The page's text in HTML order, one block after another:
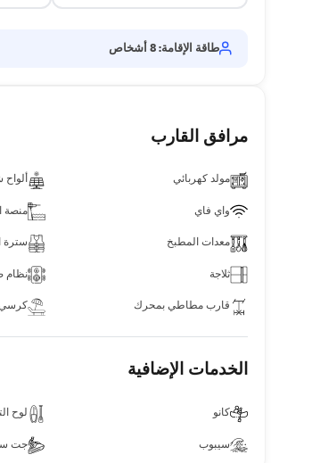
طاقة الإقامة: 8 أشخاص
مرافق القارب
مولد كهربائي
واي فاي منصة
معدات المطبخ سترة
ثلاجة نظام
قارب مطاطي بمحرك كرسي
الخدمات الإضافية
كانو لوح
سيبوب جت